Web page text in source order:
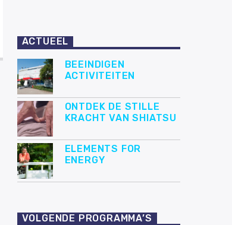
ACTUEEL
BEEINDIGEN
ACTIVITEITEN
ONTDEK DE STILLE
KRACHT VAN SHIATSU
ELEMENTS FOR
ENERGY
VOLGENDE PROGRAMMA’S